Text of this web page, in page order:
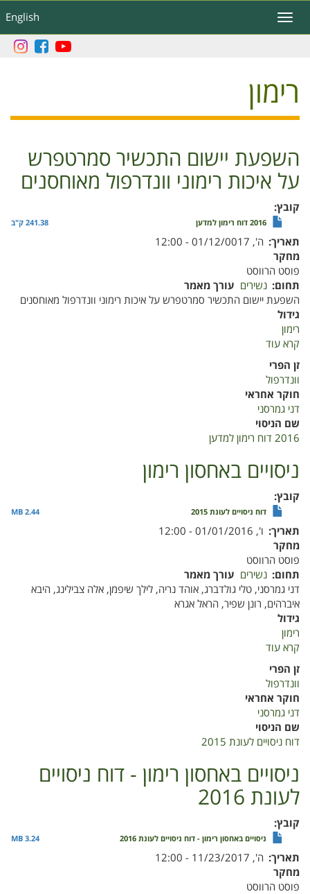
לתוכן
העיקרי
English
Toggle
navigation
רימון
השפעת יישום התכשיר סמרטפרש
על איכות רימוני וונדרפול מאוחסנים
קובץ
2016 דוח רימון למדען 241.38 ק"ב
תאריך ה', 01/12/0017 - 12:00
מחקר
פוסט הרווסט
תחום נשירים עורך מאמר
השפעת יישום התכשיר סמרטפרש על איכות רימוני וונדרפול מאוחסנים
גידול
רימון
קרא עוד
סמרטפרש
על
איכות
רימוני
מאוחסנים
זן הפרי
וונדרפול
חוקר אחראי
דני גמרסני
שם הניסוי
2016 דוח רימון למדען
ניסויים באחסון רימון
קובץ
דוח ניסויים לעונת 2015 2.44 MB
תאריך ו', 01/01/2016 - 12:00
מחקר
פוסט הרווסט
תחום נשירים עורך מאמר
דני גמרסני, טלי גולדברג, אוהד נריה, לילך שיפמן, אלה צבילינג, היבא
איברהים, רונן שפיר, הראל אגרא
גידול
רימון
קרא עוד
זן הפרי
וונדרפול
חוקר אחראי
דני גמרסני
שם הניסוי
דוח ניסויים לעונת 2015
ניסויים באחסון רימון - דוח ניסויים
לעונת 2016
קובץ
ניסויים באחסון רימון - דוח ניסויים לעונת 2016 3.24 MB
תאריך ה', 11/23/2017 - 12:00
מחקר
פוסט הרווסט